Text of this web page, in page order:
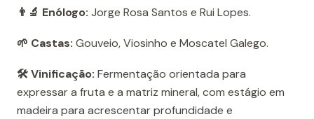
👨‍🔬 Enólogo: Jorge Rosa Santos e Rui Lopes.
🌱 Castas: Gouveio, Viosinho e Moscatel Galego.
🛠️ Vinificação: Fermentação orientada para
expressar a fruta e a matriz mineral, com estágio em
madeira para acrescentar profundidade e